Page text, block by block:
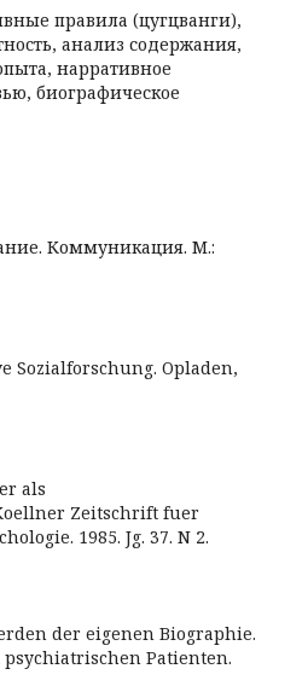
правила (цугцванги),
анализ содержания,
нарративное
биографическое
Коммуникация. М.:
Sozialforschung. Opladen,
als
Zeitschrift fuer
1985. Jg. 37. N 2.
der eigenen Biographie.
Patienten.